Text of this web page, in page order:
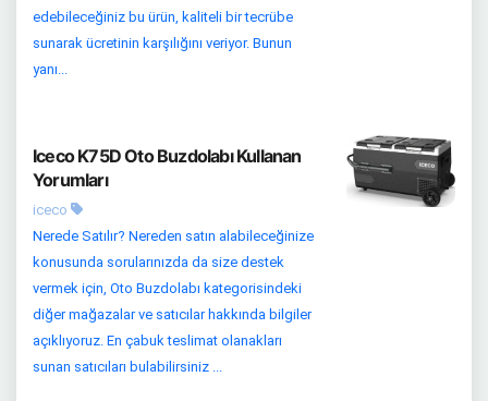
edebileceğiniz bu ürün, kaliteli bir tecrübe
sunarak ücretinin karşılığını veriyor. Bunun
yanı...
Iceco K75D Oto Buzdolabı Kullanan
Yorumları
iceco
Nerede Satılır? Nereden satın alabileceğinize
konusunda sorularınızda da size destek
vermek için, Oto Buzdolabı kategorisindeki
diğer mağazalar ve satıcılar hakkında bilgiler
açıklıyoruz. En çabuk teslimat olanakları
sunan satıcıları bulabilirsiniz ...